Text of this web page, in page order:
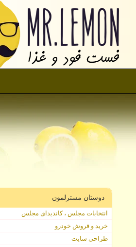
دوستان مسترلمون
انتخابات مجلس ، کاندیدای مجلس
خرید و فروش خودرو
طراحی سایت